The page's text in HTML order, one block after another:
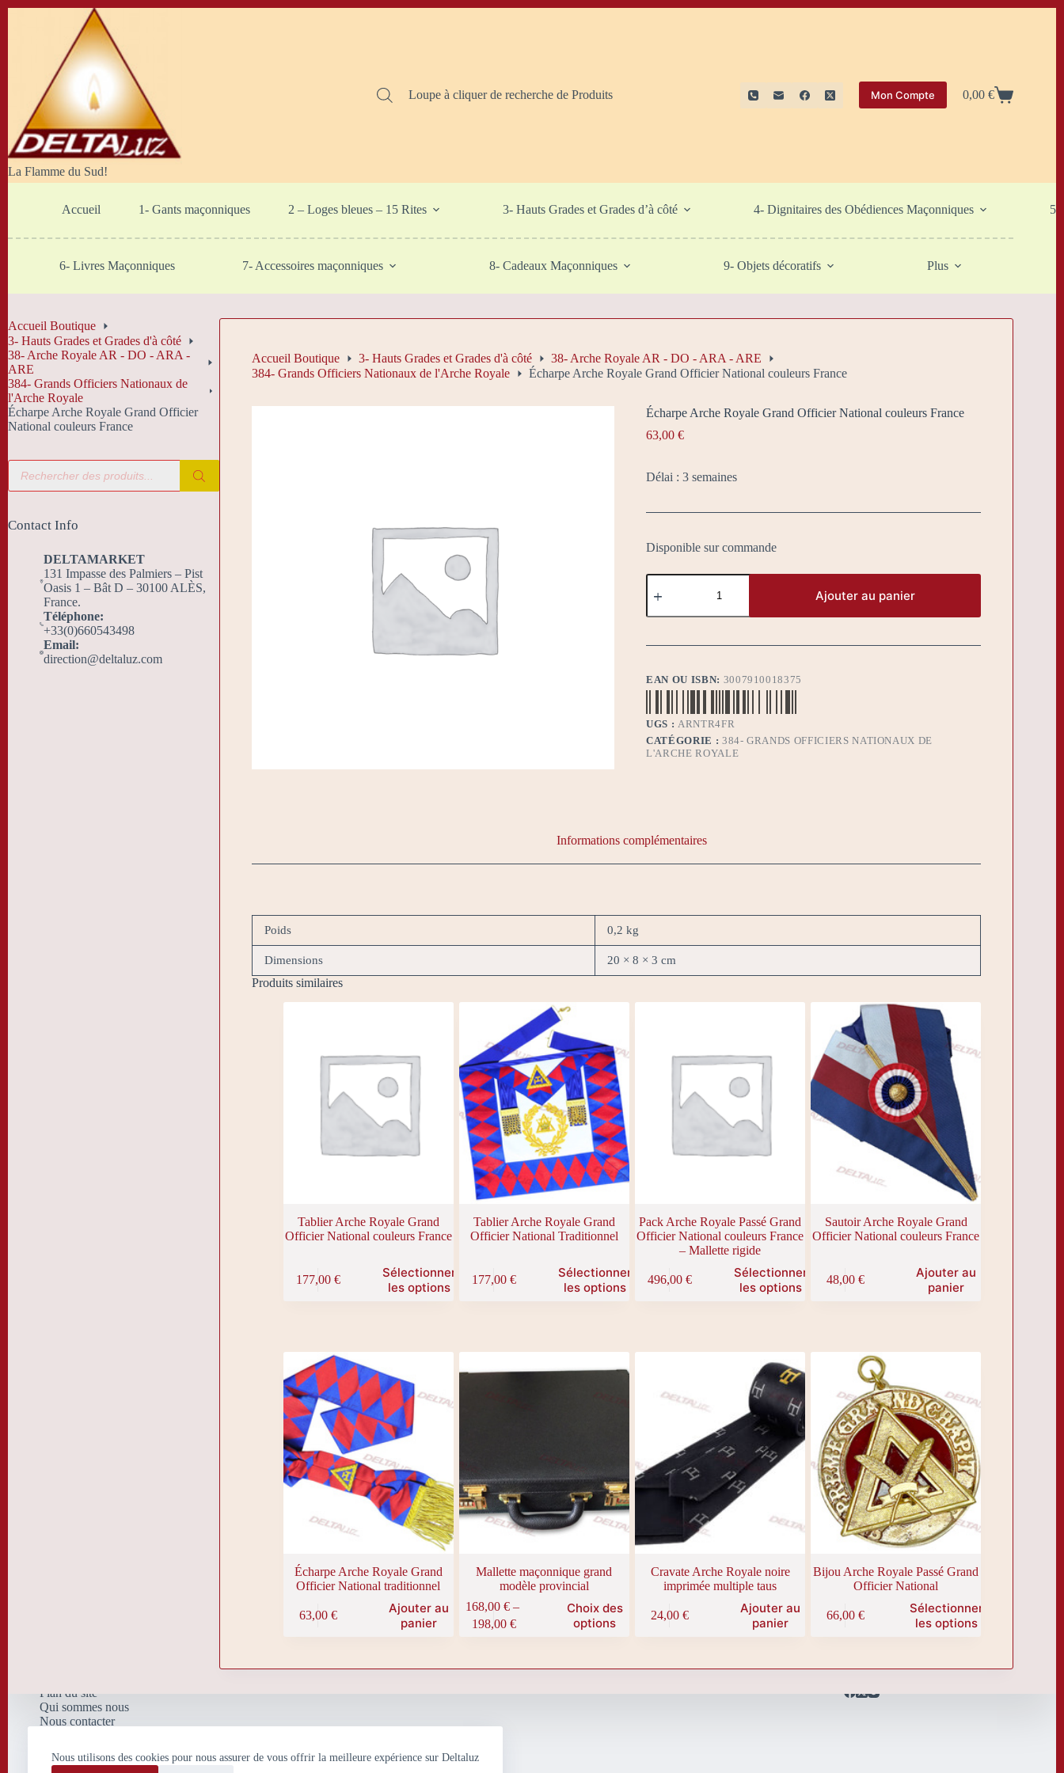
Nous utilisons des cookies pour nous assurer de vous offrir la meilleure expérience sur Deltaluz
La Flamme du Sud!
Loupe à cliquer de recherche de Produits Mon Compte
Panier
0,00€
Accueil 1- Gants maçonniques 2 – Loges bleues – 15 Rites 3- Hauts Grades et Grades d’à côté 4- Dignitaires des Obédiences Maçonniques 5-
6- Livres Maçonniques 7- Accessoires maçonniques 8- Cadeaux Maçonniques 9- Objets décoratifs Plus
Accueil Boutique 3- Hauts Grades et Grades d'à côté
38- Arche Royale AR - DO - ARA - ARE
384- Grands Officiers Nationaux de l'Arche Royale
Écharpe Arche Royale Grand Officier National couleurs France
Écharpe Arche Royale Grand Officier National couleurs France
63,00€
Délai : 3 semaines
Disponible sur commande
quantité
de
Arche
Grand
National
couleurs
Ajouter au panier
EAN OU ISBN: 3007910018375
UGS :ARNTR4FR
CATÉGORIE : 384- GRANDS OFFICIERS NATIONAUX DE
L'ARCHE ROYALE
Informations complémentaires
Poids 0,2 kg
Dimensions 20 × 8 × 3 cm
Produits similaires
Tablier Arche Royale Grand
Officier National couleurs France
177,00 €
Sélectionner
les options
Tablier Arche Royale Grand
Officier National Traditionnel
177,00 €
Sélectionner
les options
Pack Arche Royale Passé Grand
Officier National couleurs France
– Mallette rigide
496,00 €
Sélectionner
les options
Sautoir Arche Royale Grand
Officier National couleurs France
48,00 €
Ajouter au
panier
Écharpe Arche Royale Grand
Officier National traditionnel
63,00 €
Ajouter au
panier
Mallette maçonnique grand
modèle provincial
168,00 €–
198,00 €
Plage
Choix des
options
Ce
produit
la
Cravate Arche Royale noire
imprimée multiple taus
24,00 €
Ajouter au
panier
Bijou Arche Royale Passé Grand
Officier National
66,00 €
Sélectionner
les options
Accueil Boutique
3- Hauts Grades et Grades d'à côté
38- Arche Royale AR - DO - ARA -
ARE
384- Grands Officiers Nationaux de
l'Arche Royale
Écharpe Arche Royale Grand Officier
National couleurs France
Recherche
produits
Contact Info
DELTAMARKET
131 Impasse des Palmiers – Pist
Oasis 1 – Bât D – 30100 ALÈS,
France.
Téléphone:
+33(0)660543498
Email:
direction@deltaluz.com
Plan du site
Qui sommes nous
Nous contacter
Politique de confidentialité
et de traitement de données